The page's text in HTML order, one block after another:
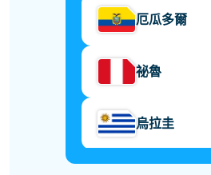
厄瓜多爾
祕魯
烏拉圭